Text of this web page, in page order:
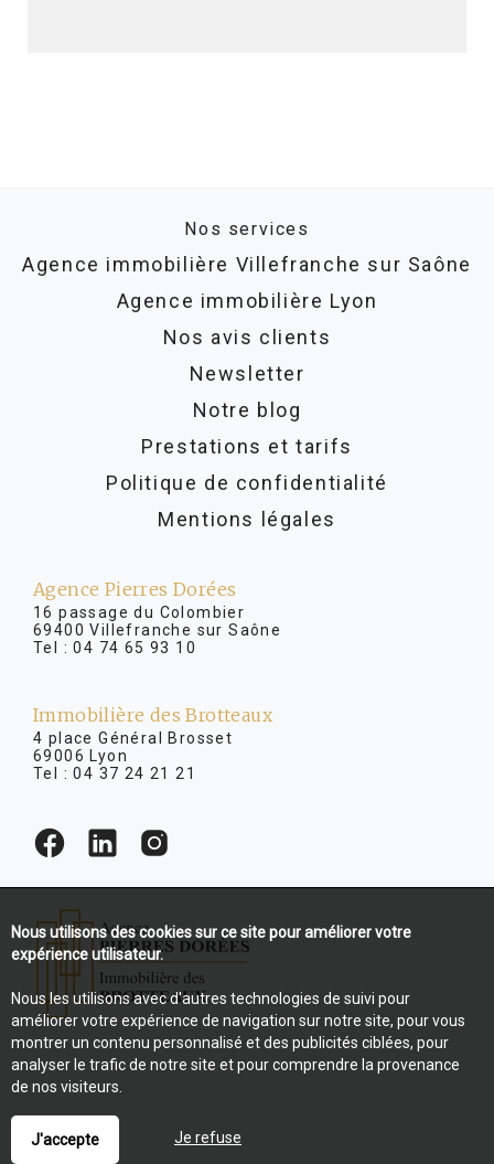
Nos services
Agence immobilière Villefranche sur Saône
Agence immobilière Lyon
Nos avis clients
Newsletter
Notre blog
Prestations et tarifs
Politique de confidentialité
Mentions légales
Agence Pierres Dorées
16 passage du Colombier
69400 Villefranche sur Saône
Tel :04 74 65 93 10
Immobilière des Brotteaux
4 place Général Brosset
69006 Lyon
Tel :04 37 24 21 21
Nous utilisons des cookies sur ce site pour améliorer votre
expérience utilisateur.
Nous les utilisons avec d'autres technologies de suivi pour
améliorer votre expérience de navigation sur notre site, pour vous
montrer un contenu personnalisé et des publicités ciblées, pour
analyser le trafic de notre site et pour comprendre la provenance
de nos visiteurs.
J'accepte Je refuse